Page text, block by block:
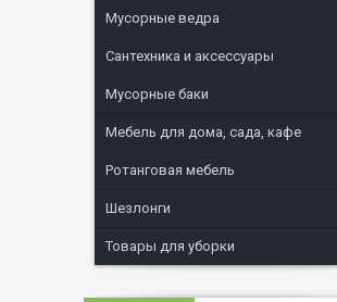
Мусорные ведра
Сантехника и аксессуары
Мусорные баки
Мебель для дома, сада, кафе
Ротанговая мебель
Шезлонги
Товары для уборки